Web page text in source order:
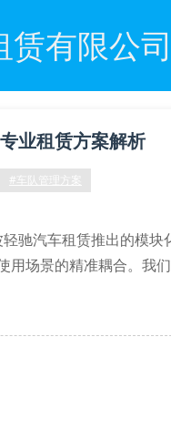
有限公司
业租赁方案解析
#车队管理方案
驰汽车租赁推出的模
用场景的精准耦合。我
需求，我们开发了弹性
，避免资源空置损耗。